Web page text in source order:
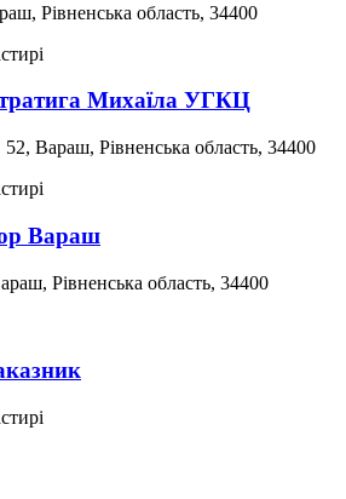
Рівненська область, 34400
Михаїла УГКЦ
Вараш, Рівненська область, 34400
Вараш
Рівненська область, 34400